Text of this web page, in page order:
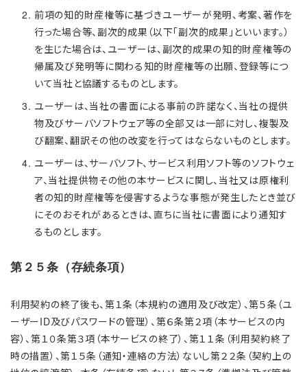
前項の知的財産権等に基づきユーザーが発明、考案、著作を
行った場合等、副次的成果（以下「副次的成果」といいます。）
を生じた場合は、ユーザーは、副次的成果の知的財産権等の
帰属及び発明等に関わる知的財産権等の出願、登録等につ
いて当社と協議するものとします。
ユーザーは、当社の書面による事前の許諾なく、当社の提供
物及びサーバソフトウェア等の全部又は一部に対し、複製及
び翻案、翻訳その他の改変を行ってはならないものとします。
ユーザーは、サーバソフト、サービス利用ソフト等のソフトウェ
ア、当社提供物その他の本サービスに関し、当社又は原権利
者の知的財産権等を侵害するような事態が発生したとき並び
にそのおそれがあるときは、直ちに当社に書面により通知す
るものとします。
第２５条（存続条項）
利用契約の終了後も、第１条（本規約の適用及び改定）、第５条（ユ
ーザーID及びパスワードの管理）、第６条第２項（本サービスの内
容）、第１０条第３項（本サービスの終了）、第１１条（利用契約終了
時の措置）、第１５条（通知・連絡の方法）ないし第２２条（契約上の